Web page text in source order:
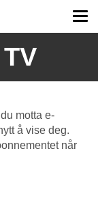
motta e-
å vise deg.
når